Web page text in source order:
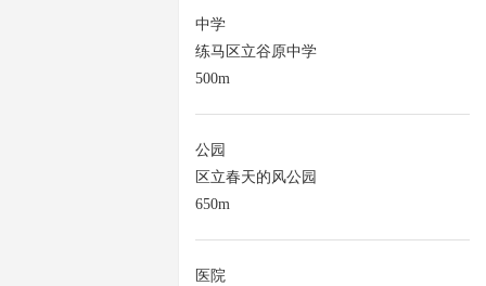
中学
练马区立谷原中学
500m
公园
区立春天的风公园
650m
医院